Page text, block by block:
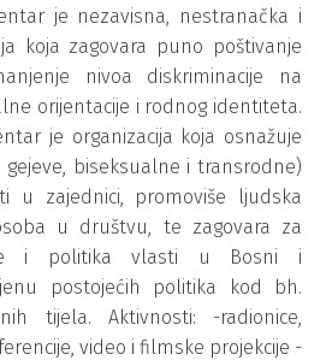
je nezavisna, nestranačka i
koja zagovara puno poštivanje
nivoa diskriminacije na
orijentacije i rodnog identiteta.
je organizacija koja osnažuje
gejeve, biseksualne i transrodne)
u zajednici, promoviše ljudska
u društvu, te zagovara za
i politika vlasti u Bosni i
postojećih politika kod bh.
tijela. Aktivnosti: -radionice,
video i filmske projekcije -